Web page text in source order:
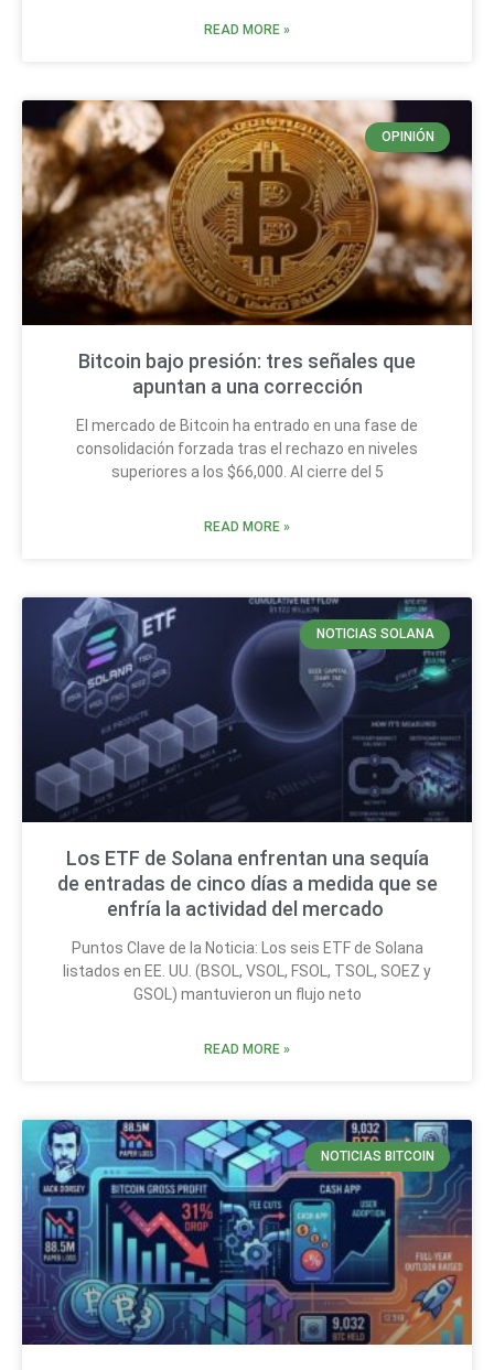
READ MORE »
OPINIÓN
Bitcoin bajo presión: tres señales que
apuntan a una corrección
El mercado de Bitcoin ha entrado en una fase de
consolidación forzada tras el rechazo en niveles
superiores a los $66,000. Al cierre del 5
READ MORE »
NOTICIAS SOLANA
Los ETF de Solana enfrentan una sequía
de entradas de cinco días a medida que se
enfría la actividad del mercado
Puntos Clave de la Noticia: Los seis ETF de Solana
listados en EE. UU. (BSOL, VSOL, FSOL, TSOL, SOEZ y
GSOL) mantuvieron un flujo neto
READ MORE »
NOTICIAS BITCOIN